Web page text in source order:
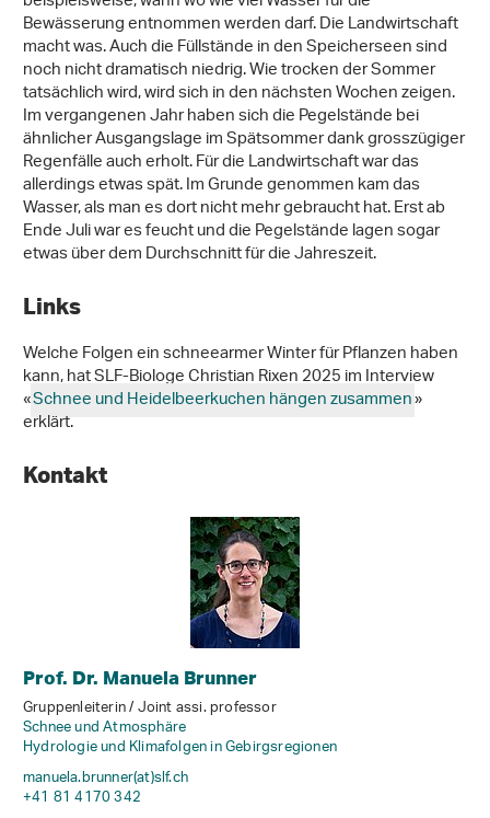
Bewässerung entnommen werden darf. Die Landwirtschaft
macht was. Auch die Füllstände in den Speicherseen sind
noch nicht dramatisch niedrig. Wie trocken der Sommer
tatsächlich wird, wird sich in den nächsten Wochen zeigen.
Im vergangenen Jahr haben sich die Pegelstände bei
ähnlicher Ausgangslage im Spätsommer dank grosszügiger
Regenfälle auch erholt. Für die Landwirtschaft war das
allerdings etwas spät. Im Grunde genommen kam das
Wasser, als man es dort nicht mehr gebraucht hat. Erst ab
Ende Juli war es feucht und die Pegelstände lagen sogar
etwas über dem Durchschnitt für die Jahreszeit.
Links
Welche Folgen ein schneearmer Winter für Pflanzen haben
kann, hat SLF-Biologe Christian Rixen 2025 im Interview
«Schnee und Heidelbeerkuchen hängen zusammen»
erklärt.
Kontakt
Prof. Dr. Manuela Brunner
Gruppenleiterin / Joint assi. professor
Schnee und Atmosphäre
Hydrologie und Klimafolgen in Gebirgsregionen
manuela.brunner(at)slf.ch
+41 81 4170 342